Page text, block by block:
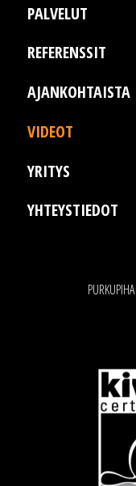
PALVELUT
REFERENSSIT
AJANKOHTAISTA
VIDEOT
YRITYS
YHTEYSTIEDOT
PURKUPIHA